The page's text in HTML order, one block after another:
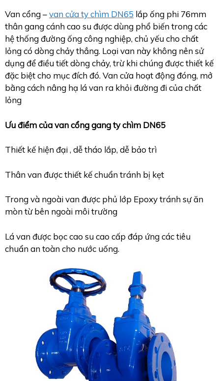
Van cổng –van cửa ty chìm DN65 lắp ống phi 76mm
thân gang cánh cao su được dùng phổ biến trong các
hệ thống đường ống công nghiệp, chủ yếu cho chất
lỏng có dòng chảy thẳng. Loại van này không nên sử
dụng để điều tiết dòng chảy, trừ khi chúng được thiết kế
đặc biệt cho mục đích đó. Van cửa hoạt động đóng, mở
bằng cách nâng hạ lá van ra khỏi đường đi của chất
lỏng
Ưu điểm của van cổng gang ty chìm DN65
Thiết kế hiện đại , dễ tháo lắp, dễ bảo trì
Thân van được thiết kế chuẩn tránh bị kẹt
Trong và ngoài van được phủ lớp Epoxy tránh sự ăn
mòn từ bên ngoài môi trường
Lá van được bọc cao su cao cấp đáp ứng các tiêu
chuẩn an toàn cho nước uống.